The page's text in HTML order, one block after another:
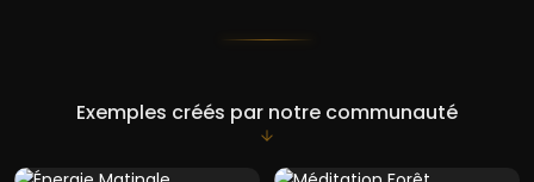
Exemples créés par notre communauté